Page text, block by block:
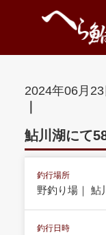
2024年06月
鮎川湖にて
釣行場所
野釣り場｜ 鮎
釣行日時